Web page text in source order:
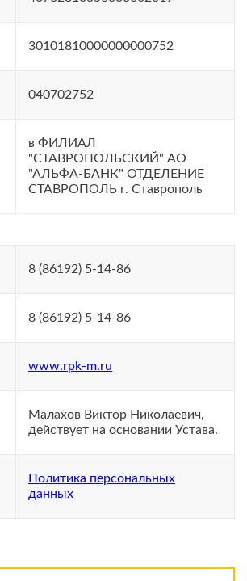
30101810000000000752
040702752
в ФИЛИАЛ
"СТАВРОПОЛЬСКИЙ" АО
"АЛЬФА-БАНК" ОТДЕЛЕНИЕ
СТАВРОПОЛЬ г. Ставрополь
8 (86192) 5-14-86
8 (86192) 5-14-86
www.rpk-m.ru
Малахов Виктор Николаевич,
действует на основании Устава.
Политика персональных
данных